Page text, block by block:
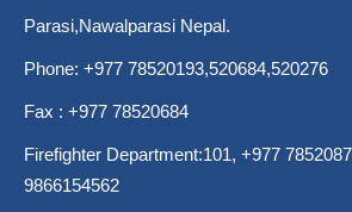
Parasi,Nawalparasi Nepal.
Phone: +977 78520193,520684,520276
Fax : +977 78520684
Firefighter Department:101, +977
9866154562